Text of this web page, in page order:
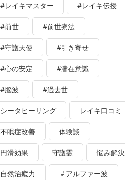
#レイキマスター #レイキ伝授
#前世 #前世療法
#守護天使 #引き寄せ
#心の安定 #潜在意識
#脳波 #過去世
シータヒーリング レイキ口コミ
不眠症改善 体験談
円滑効果 守護霊 悩み解決
自然治癒力 ＃アルファー波